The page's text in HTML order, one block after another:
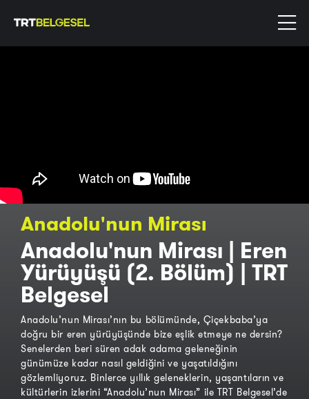
Anadolu'nun Mirası
Anadolu'nun Mirası | Eren
Yürüyüşü (2. Bölüm) | TRT
Belgesel
Anadolu’nun Mirası’nın bu bölümünde, Çiçekbaba’ya
doğru bir eren yürüyüşünde bize eşlik etmeye ne dersin?
Senelerden beri süren adak adama geleneğinin
günümüze kadar nasıl geldiğini ve yaşatıldığını
gözlemliyoruz. Binlerce yıllık geleneklerin, yaşantıların ve
kültürlerin izlerini “Anadolu’nun Mirası” ile TRT Belgesel’de